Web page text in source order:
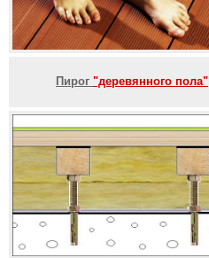
Пирог "деревянного пола"